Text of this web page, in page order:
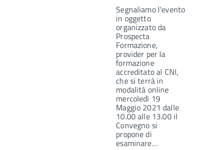
Segnaliamo l'evento
in oggetto
organizzato da
Prospecta
Formazione,
provider per la
formazione
accreditato al CNI,
che si terrà in
modalità online
mercoledì 19
Maggio 2021 dalle
10.00 alle 13.00 il
Convegno si
propone di
esaminare…